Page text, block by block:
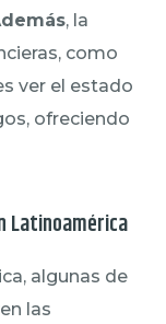
, la
como
ver el estado
ofreciendo
Latinoamérica
algunas de
las